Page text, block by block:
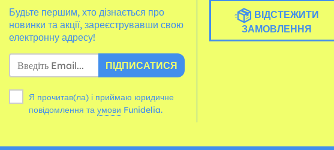
Будьте першим, хто дізнається про
новинки та акції, зареєструвавши свою
електронну адресу!
ПІДПИСАТИСЯ
Я прочитав(ла) і приймаю юридичне
повідомлення та умови Funidelia.
ВІДСТЕЖИТИ
ЗАМОВЛЕННЯ